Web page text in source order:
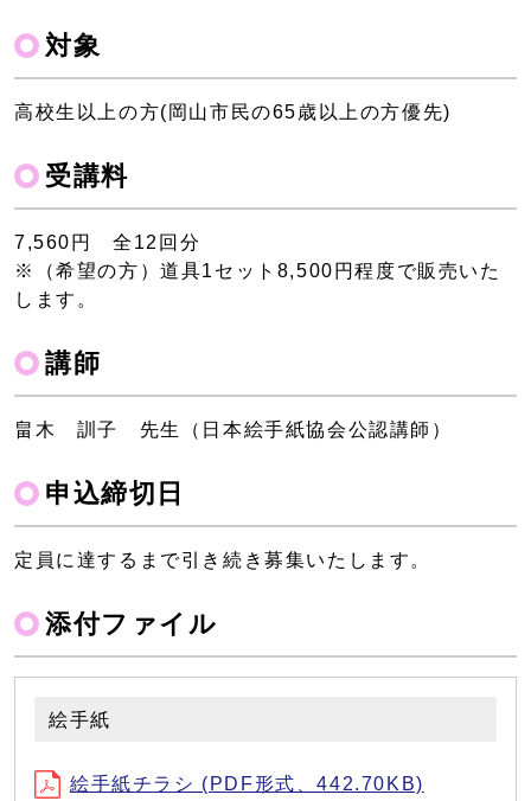
対象
高校生以上の方(岡山市民の65歳以上の方優先)
受講料
7,560円 全12回分
※（希望の方）道具1セット8,500円程度で販売いた
します。
講師
畠木 訓子 先生（日本絵手紙協会公認講師）
申込締切日
定員に達するまで引き続き募集いたします。
添付ファイル
絵手紙
絵手紙チラシ (PDF形式、442.70KB)